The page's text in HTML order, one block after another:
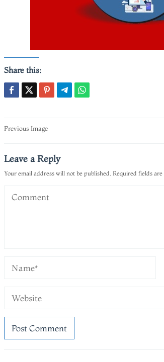
Share this:
Post
Previous Image
Leave a Reply
Your email address will not be published. Required fields